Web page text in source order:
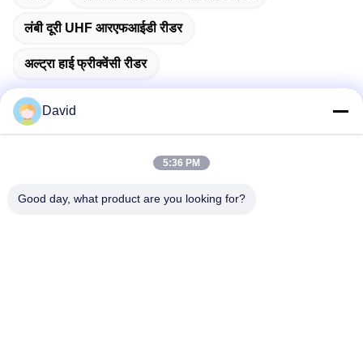
लंबी दूरी UHF आरएफआईडी रीडर
अल्ट्रा हाई फ्रीक्वेंसी रीडर
पता
David
5:36 PM
Good day, what product are you looking for?